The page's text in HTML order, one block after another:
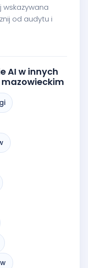
wskazywana
od audytu i
AI w innych